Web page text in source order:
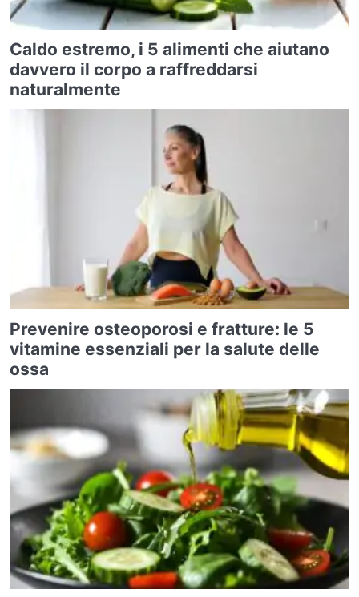
Caldo estremo, i 5 alimenti che aiutano
davvero il corpo a raffreddarsi
naturalmente
Prevenire osteoporosi e fratture: le 5
vitamine essenziali per la salute delle
ossa